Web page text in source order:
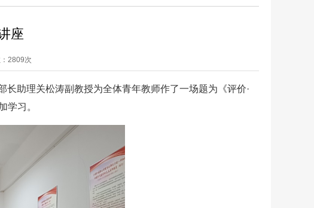
座
2809次
助理关松涛副教授为全体青年教师作了一场题为《评价·
学习。